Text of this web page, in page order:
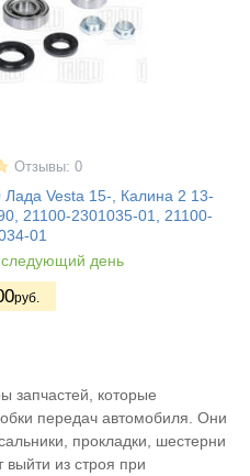
Отзывы: 0
Vesta 15-, Калина 2 13-
21100-2301035-01, 21100-
01
следующий день
руб.
запчастей, которые
передач автомобиля. Они
прокладки, шестерни
выйти из строя при